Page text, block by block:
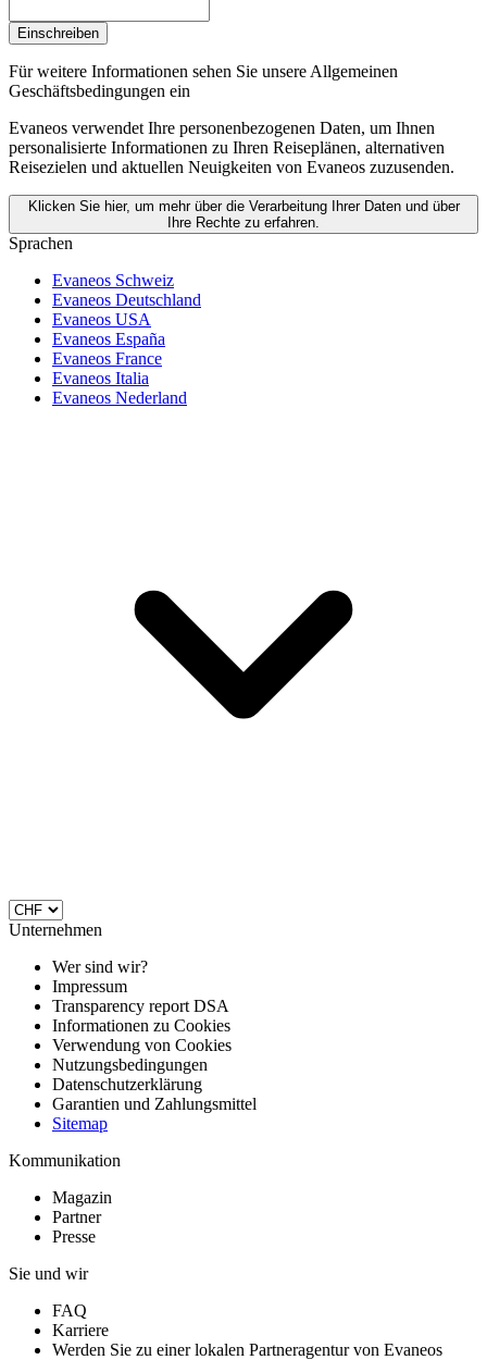
Einschreiben
Für weitere Informationen sehen Sie unsere Allgemeinen
Geschäftsbedingungen ein
Evaneos verwendet Ihre personenbezogenen Daten, um Ihnen
personalisierte Informationen zu Ihren Reiseplänen, alternativen
Reisezielen und aktuellen Neuigkeiten von Evaneos zuzusenden.
Klicken Sie hier, um mehr über die Verarbeitung Ihrer Daten und über
Ihre Rechte zu erfahren.
Sprachen
Evaneos Schweiz
Evaneos Deutschland
Evaneos USA
Evaneos España
Evaneos France
Evaneos Italia
Evaneos Nederland
Unternehmen
Wer sind wir?
Impressum
Transparency report DSA
Informationen zu Cookies
Verwendung von Cookies
Nutzungsbedingungen
Datenschutzerklärung
Garantien und Zahlungsmittel
Sitemap
Kommunikation
Magazin
Partner
Presse
Sie und wir
FAQ
Karriere
Werden Sie zu einer lokalen Partneragentur von Evaneos